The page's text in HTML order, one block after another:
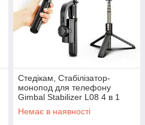
Стедікам, Стабілізатор-
монопод для телефону
Gimbal Stabilizer L08 4 в 1
Чорний
Немає в наявності